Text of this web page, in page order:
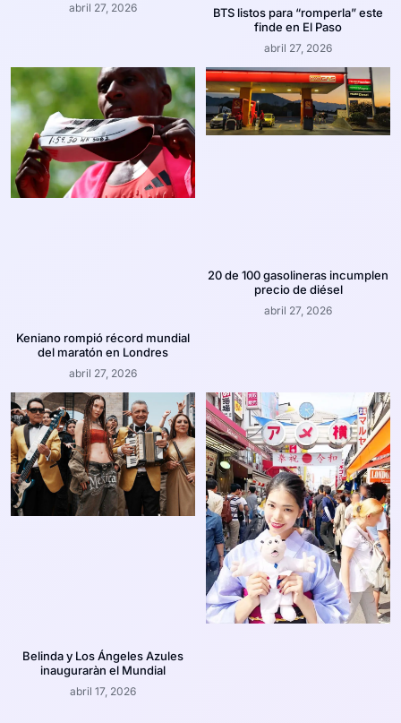
abril 27, 2026
BTS listos para “romperla” este
finde en El Paso
abril 27, 2026
Keniano rompió récord mundial
del maratón en Londres
abril 27, 2026
20 de 100 gasolineras incumplen
precio de diésel
abril 27, 2026
Belinda y Los Ángeles Azules
inauguraràn el Mundial
abril 17, 2026